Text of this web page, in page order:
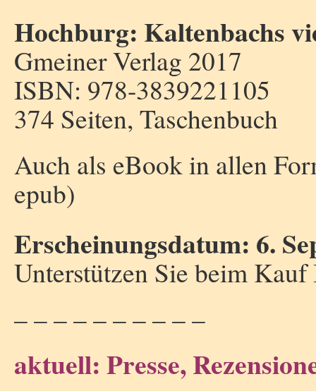
Hochburg: Kaltenbachs
Gmeiner Verlag 2017
ISBN: 978-3839221105
374 Seiten, Taschenbuch
Auch als eBook in allen
epub)
Erscheinungsdatum: 6.
Unterstützen Sie beim
– – – – – – – – – –
aktuell: Presse,